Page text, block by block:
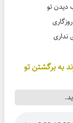
دیدن تو
نداری
به برگشتن تو